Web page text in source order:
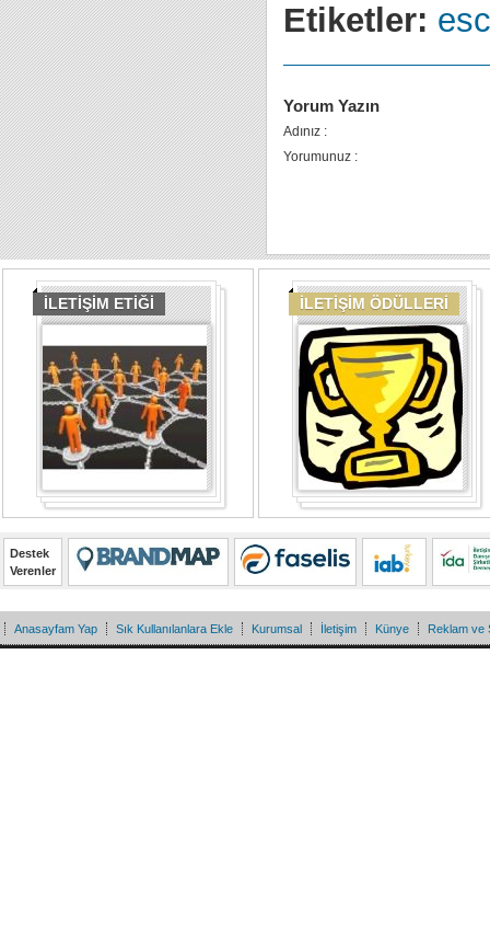
Etiketler:
Yorum Yazın
Adınız :
Yorumunuz :
İLETİŞİM ETİĞİ İLETİŞİM ÖDÜLLERİ
Destek
Verenler
Anasayfam Yap Sık Kullanılanlara Ekle Kurumsal İletişim Künye Reklam ve